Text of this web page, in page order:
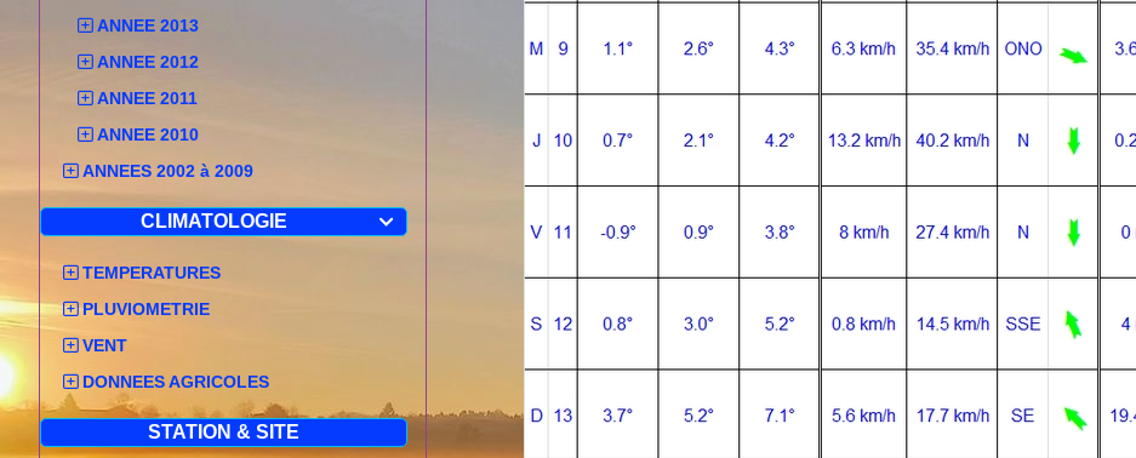
ANNEE 2013
ANNEE 2012
ANNEE 2011
ANNEE 2010
ANNEES 2002 à 2009

CLIMATOLOGIE
TEMPERATURES
PLUVIOMETRIE
VENT
DONNEES AGRICOLES
STATION & SITE